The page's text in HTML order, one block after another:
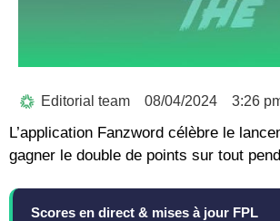
Editorial team 08/04/2024 3:26
L’application Fanzword célèbre le
gagner le double de points sur tout
Scores en direct & mises à jour FPL